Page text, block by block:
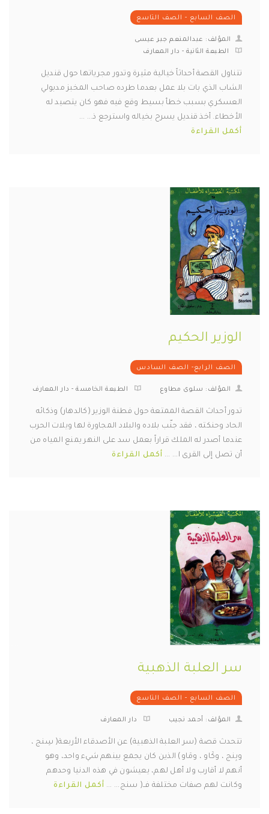
الصف السابع - الصف التاسع
المؤلف: عبدالمنعم جبر عيسى
الطبعة الثانية - دار المعارف
تتناول القصة أحداثاً خيالية مثيرة وتدور مجرياتها حول قنديل
الشاب الذي بات بلا عمل بعدما طرده صاحب المخبز مدبولي
العسكري بسبب خطأ بسيط وقع فيه فهو كان يتصيد له
الأخطاء. أخذ قنديل يسرح بخياله واسترجع ذ... ...
أكمل القراءة
الوزير الحكيم
الصف الرابع- الصف السادس
المؤلف: سلوى مطاوع الطبعة الخامسة - دار المعارف
تدور أحداث القصة الممتعة حول فطنة الوزير (كالدهار) وذكائه
الحاد وحنكته ، فقد جنّب بلاده والبلاد المجاورة لها ويلات الحرب
عندما أصدر له الملك قراراً بعمل سد على النهر يمنع المياه من
أن تصل إلى القرى ا... ... أكمل القراءة
سر العلبة الذهبية
الصف السابع - الصف التاسع
المؤلف: أحمد نجيب دار المعارف
تتحدث قصة (سر العلبة الذهبية) عن الأصدقاء الأربعة( سِنج ،
وبِنج ، وكَاو ، ومَاو) الذين كان يجمع بينهم شيء واحد، وهو
أنهم لا أقارب ولا أهل لهم، يعيشون في هذه الدنيا وحدهم
وكانت لهم صفات مختلفة فــ( سنج... ... أكمل القراءة